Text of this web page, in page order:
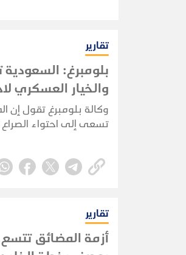
تقارير
بلومبرغ: السعودية
والخيار العسكري
وكالة بلومبرغ تقول إن
تسعى إلى احتواء
النفطي واقتصادها.
تقارير
أزمة المضائق